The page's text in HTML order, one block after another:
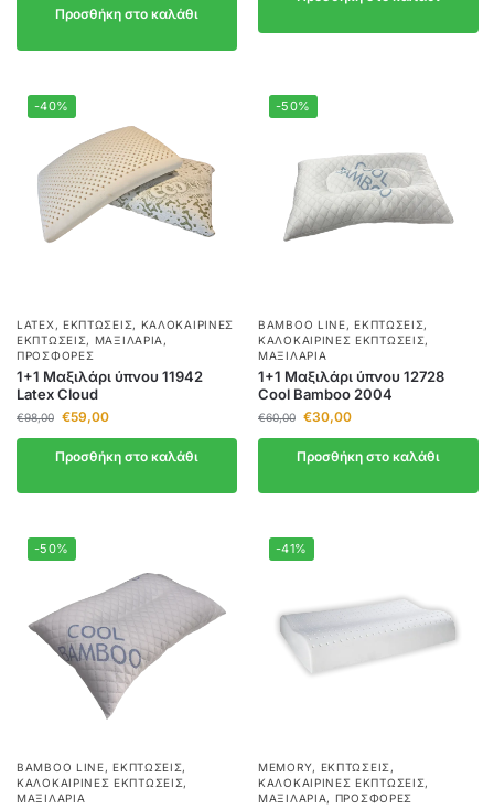
Προσθήκη στο καλάθι
-40%
LATEX , ΕΚΠΤΏΣΕΙΣ, ΚΑΛΟΚΑΙΡΙΝΈΣ
ΕΚΠΤΏΣΕΙΣ, ΜΑΞΙΛΆΡΙΑ ,
ΠΡΟΣΦΟΡΈΣ
1+1 Μαξιλάρι ύπνου 11942
Latex Cloud
€98,00 €59,00
Προσθήκη στο καλάθι
-50%
BAMBOO LINE,ΕΚΠΤΏΣΕΙΣ,
ΚΑΛΟΚΑΙΡΙΝΈΣ ΕΚΠΤΏΣΕΙΣ,
ΜΑΞΙΛΆΡΙΑ
1+1 Μαξιλάρι ύπνου 12728
Cool Bamboo 2004
€60,00 €30,00
Προσθήκη στο καλάθι
-50%
BAMBOO LINE,ΕΚΠΤΏΣΕΙΣ,
ΚΑΛΟΚΑΙΡΙΝΈΣ ΕΚΠΤΏΣΕΙΣ,
ΜΑΞΙΛΆΡΙΑ
-41%
MEMORY, ΕΚΠΤΏΣΕΙΣ ,
ΚΑΛΟΚΑΙΡΙΝΈΣ ΕΚΠΤΏΣΕΙΣ,
ΜΑΞΙΛΆΡΙΑ, ΠΡΟΣΦΟΡΈΣ